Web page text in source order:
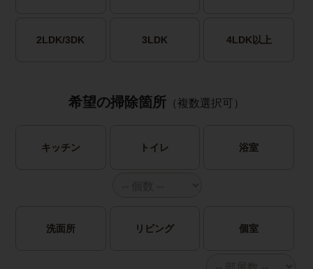
2LDK/3DK 3LDK 4LDK以上
希望の掃除箇所 （複数選択可）
キッチン トイレ 浴室
洗面所 リビング 個室